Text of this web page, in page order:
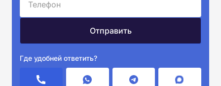
Где удобней ответить?